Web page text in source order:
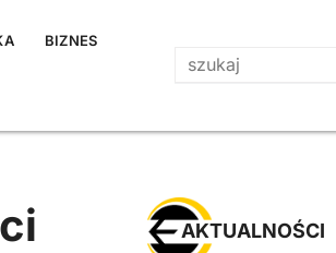
BIZNES
AKTUALNOŚCI